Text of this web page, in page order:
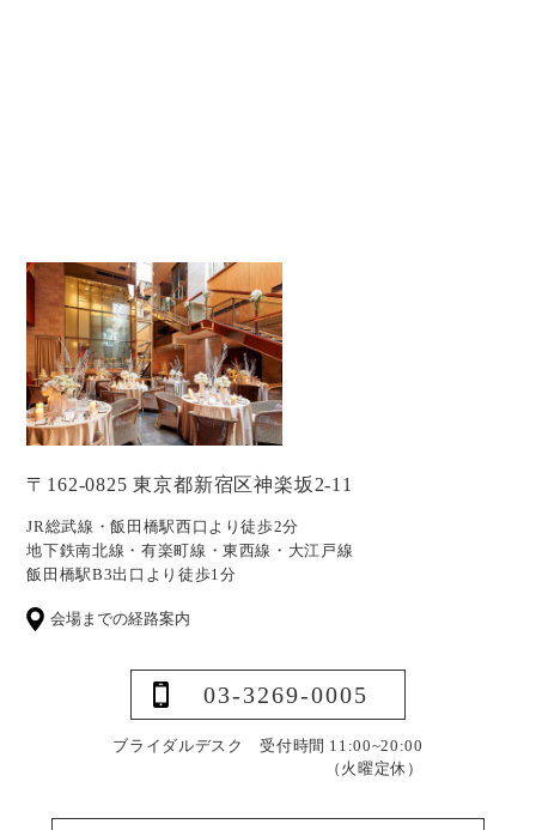
〒162-0825 東京都新宿区神楽坂2-11
JR総武線・飯田橋駅西口より徒歩2分
地下鉄南北線・有楽町線・東西線・大江戸線
飯田橋駅B3出口より徒歩1分
会場までの経路案内
03-3269-0005
ブライダルデスク 受付時間 11:00~20:00
（火曜定休）